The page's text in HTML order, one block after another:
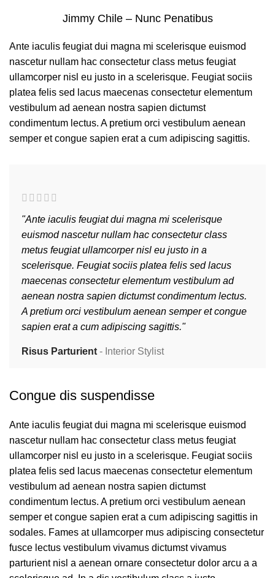
Jimmy Chile – Nunc Penatibus
Ante iaculis feugiat dui magna mi scelerisque euismod
nascetur nullam hac consectetur class metus feugiat
ullamcorper nisl eu justo in a scelerisque. Feugiat sociis
platea felis sed lacus maecenas consectetur elementum
vestibulum ad aenean nostra sapien dictumst
condimentum lectus. A pretium orci vestibulum aenean
semper et congue sapien erat a cum adipiscing sagittis.
"Ante iaculis feugiat dui magna mi scelerisque
euismod nascetur nullam hac consectetur class
metus feugiat ullamcorper nisl eu justo in a
scelerisque. Feugiat sociis platea felis sed lacus
maecenas consectetur elementum vestibulum ad
aenean nostra sapien dictumst condimentum lectus.
A pretium orci vestibulum aenean semper et congue
sapien erat a cum adipiscing sagittis."
Risus Parturient Interior Stylist
Congue dis suspendisse
Ante iaculis feugiat dui magna mi scelerisque euismod
nascetur nullam hac consectetur class metus feugiat
ullamcorper nisl eu justo in a scelerisque. Feugiat sociis
platea felis sed lacus maecenas consectetur elementum
vestibulum ad aenean nostra sapien dictumst
condimentum lectus. A pretium orci vestibulum aenean
semper et congue sapien erat a cum adipiscing sagittis in
sodales. Fames at ullamcorper mus adipiscing consectetur
fusce lectus vestibulum vivamus dictumst vivamus
parturient nisl a aenean ornare consectetur dolor arcu a a